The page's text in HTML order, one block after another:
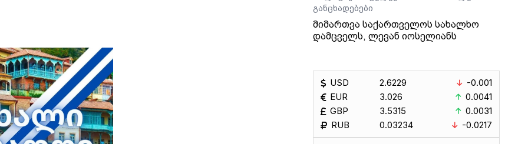
დაწყებული მოკვლევის
შესახებ, სამხედრო
ჰოსპიტალში კომენტარი
არც ამჯერად გააკეთეს
განცხადებები
მიმართვა საქართველოს სახალხო
დამცველს, ლევან იოსელიანს
USD
EUR
GBP
RUB
2.6229
3.026
3.5315
0.03234
-0.001
0.0041
0.0031
-0.0217